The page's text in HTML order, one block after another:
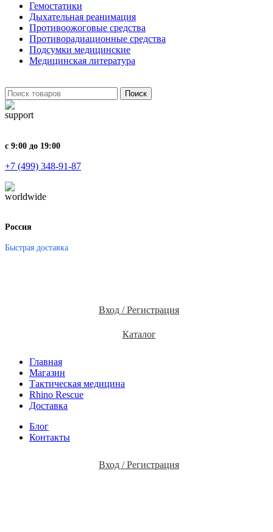
Гемостатики
Дыхательная реанимация
Противоожоговые средства
Противорадиационные средства
Подсумки медицинские
Медицинская литература
Поиск
с 9:00 до 19:00
+7 (499) 348-91-87
Россия
Быстрая доставка
Вход / Регистрация
Каталог
Главная
Магазин
Тактическая медицина
Rhino Rescue
Доставка
Блог
Контакты
Вход / Регистрация